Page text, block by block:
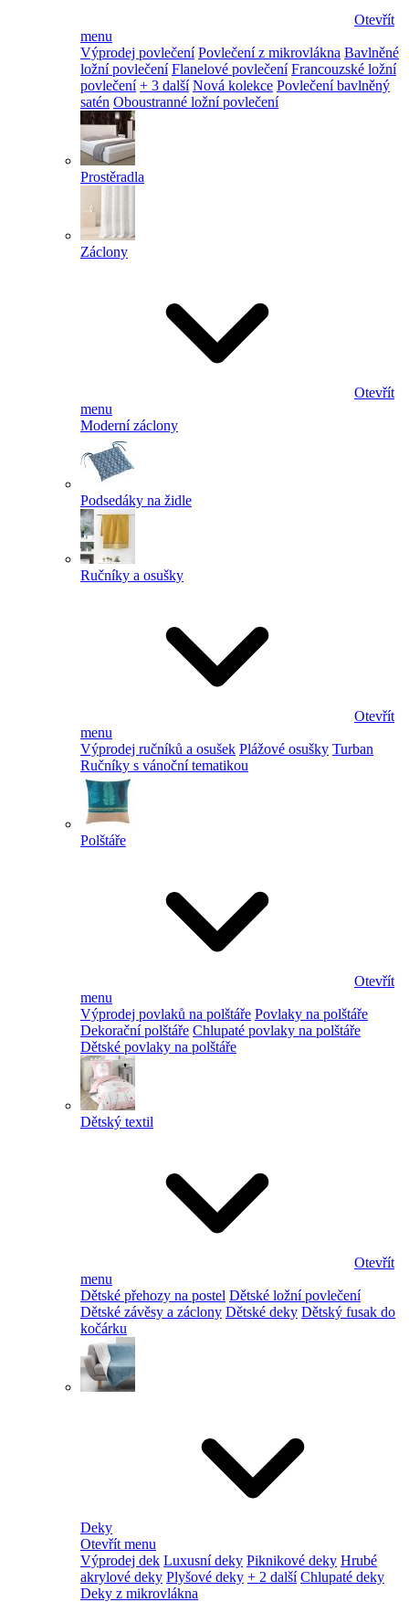
Otevřít
menu
Výprodej povlečení Povlečení z mikrovlákna Bavlněné
ložní povlečení Flanelové povlečení Francouzské ložní
povlečení + 3 další Nová kolekce Povlečení bavlněný
satén Oboustranné ložní povlečení
Prostěradla
Záclony
Otevřít
menu
Moderní záclony
Podsedáky na židle
Ručníky a osušky
Otevřít
menu
Výprodej ručníků a osušek Plážové osušky Turban
Ručníky s vánoční tematikou
Polštáře
Otevřít
menu
Výprodej povlaků na polštáře Povlaky na polštáře
Dekorační polštáře Chlupaté povlaky na polštáře
Dětské povlaky na polštáře
Dětský textil
Otevřít
menu
Dětské přehozy na postel Dětské ložní povlečení
Dětské závěsy a záclony Dětské deky Dětský fusak do
kočárku
Deky
Otevřít menu
Výprodej dek Luxusní deky Piknikové deky Hrubé
akrylové deky Plyšové deky + 2 další Chlupaté deky
Deky z mikrovlákna